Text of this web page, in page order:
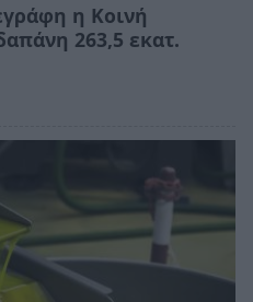
η Κοινή
263,5 εκατ.